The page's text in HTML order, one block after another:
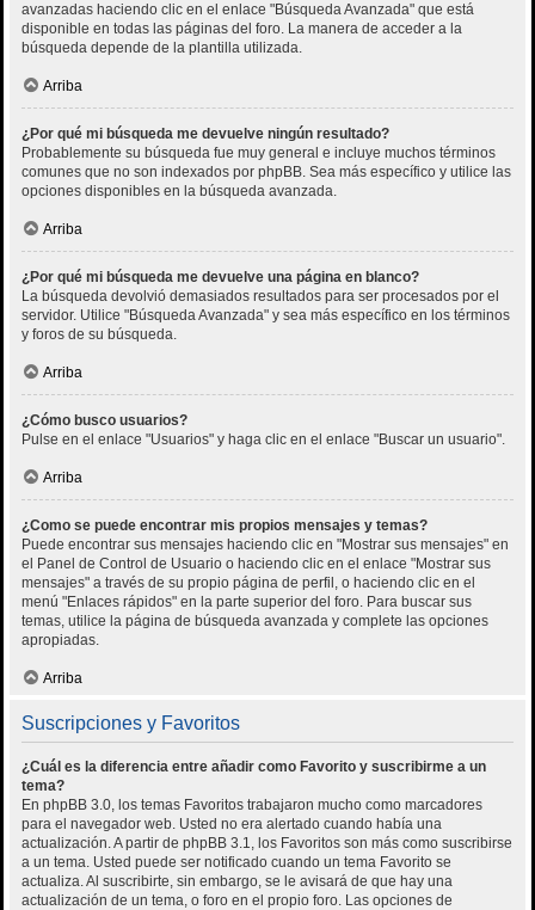
avanzadas haciendo clic en el enlace "Búsqueda Avanzada" que está
disponible en todas las páginas del foro. La manera de acceder a la
búsqueda depende de la plantilla utilizada.
Arriba
¿Por qué mi búsqueda me devuelve ningún resultado?
Probablemente su búsqueda fue muy general e incluye muchos términos
comunes que no son indexados por phpBB. Sea más específico y utilice las
opciones disponibles en la búsqueda avanzada.
Arriba
¿Por qué mi búsqueda me devuelve una página en blanco?
La búsqueda devolvió demasiados resultados para ser procesados por el
servidor. Utilice "Búsqueda Avanzada" y sea más específico en los términos
y foros de su búsqueda.
Arriba
¿Cómo busco usuarios?
Pulse en el enlace "Usuarios" y haga clic en el enlace "Buscar un usuario".
Arriba
¿Como se puede encontrar mis propios mensajes y temas?
Puede encontrar sus mensajes haciendo clic en "Mostrar sus mensajes" en
el Panel de Control de Usuario o haciendo clic en el enlace "Mostrar sus
mensajes" a través de su propio página de perfil, o haciendo clic en el
menú "Enlaces rápidos" en la parte superior del foro. Para buscar sus
temas, utilice la página de búsqueda avanzada y complete las opciones
apropiadas.
Arriba
Suscripciones y Favoritos
¿Cuál es la diferencia entre añadir como Favorito y suscribirme a un
tema?
En phpBB 3.0, los temas Favoritos trabajaron mucho como marcadores
para el navegador web. Usted no era alertado cuando había una
actualización. A partir de phpBB 3.1, los Favoritos son más como suscribirse
a un tema. Usted puede ser notificado cuando un tema Favorito se
actualiza. Al suscribirte, sin embargo, se le avisará de que hay una
actualización de un tema, o foro en el propio foro. Las opciones de